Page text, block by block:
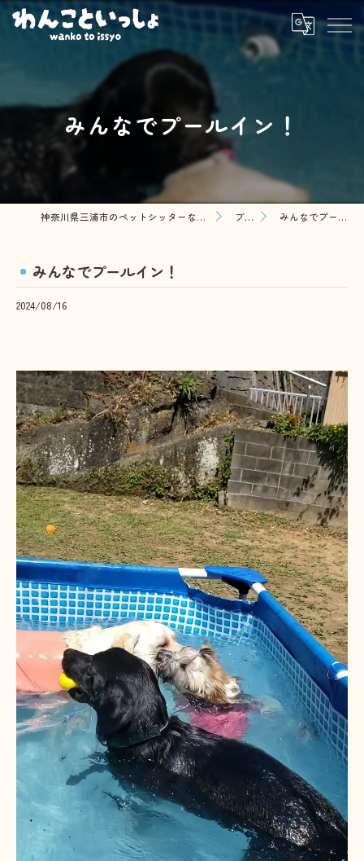
みんなでプールイン！
神奈川県三浦市のペットシッターならわんこといっしょ ブログ みんなでプールイン！
みんなでプールイン！
2024/08/16